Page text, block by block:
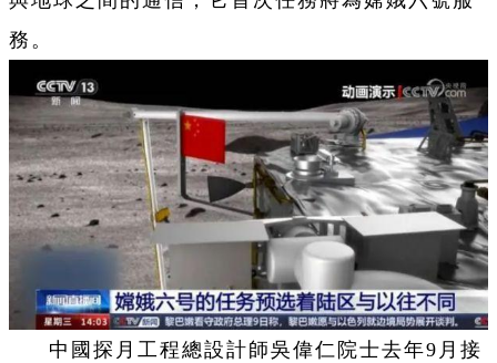
務。
中國探月工程總設計師吳偉仁院士去年9月接